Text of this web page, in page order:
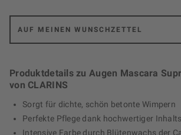
AUF MEINEN WUNSCHZETTEL
Produktdetails zu Augen Mascara
von CLARINS
Sorgt für dichte, schön betonte Wimpern
Perfekte Pflege dank hochwertiger
Intensive Farbe durch Blütenwachs der